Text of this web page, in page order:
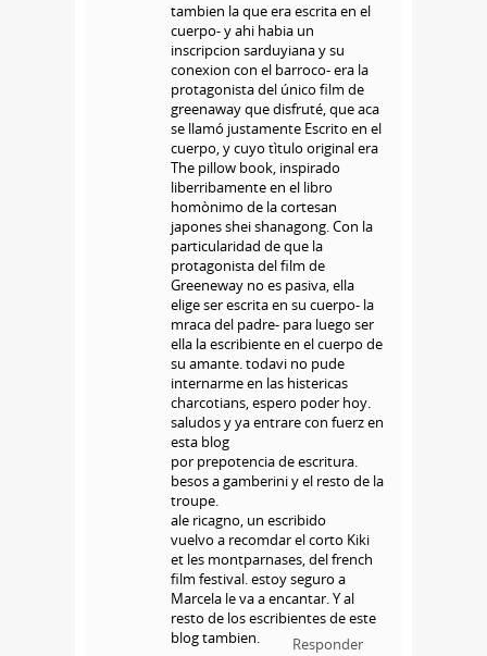
tambien la que era escrita en el
cuerpo- y ahi habia un
inscripcion sarduyiana y su
conexion con el barroco- era la
protagonista del único film de
greenaway que disfruté, que aca
se llamó justamente Escrito en el
cuerpo, y cuyo tìtulo original era
The pillow book, inspirado
liberribamente en el libro
homònimo de la cortesan
japones shei shanagong. Con la
particularidad de que la
protagonista del film de
Greeneway no es pasiva, ella
elige ser escrita en su cuerpo- la
mraca del padre- para luego ser
ella la escribiente en el cuerpo de
su amante. todavi no pude
internarme en las histericas
charcotians, espero poder hoy.
saludos y ya entrare con fuerz en
esta blog
por prepotencia de escritura.
besos a gamberini y el resto de la
troupe.
ale ricagno, un escribido
vuelvo a recomdar el corto Kiki
et les montparnases, del french
film festival. estoy seguro a
Marcela le va a encantar. Y al
resto de los escribientes de este
blog tambien.
Responder